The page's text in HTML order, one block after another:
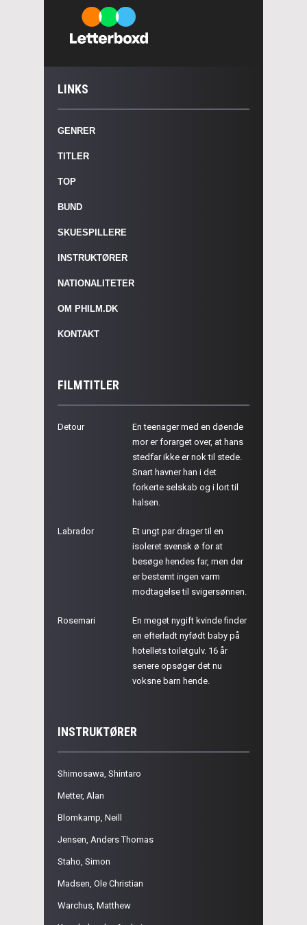
LINKS
GENRER
TITLER
TOP
BUND
SKUESPILLERE
INSTRUKTØRER
NATIONALITETER
OM PHILM.DK
KONTAKT
FILMTITLER
Detour
En teenager med en døende
mor er forarget over, at hans
stedfar ikke er nok til stede.
Snart havner han i det
forkerte selskab og i lort til
halsen.
Labrador
Et ungt par drager til en
isoleret svensk ø for at
besøge hendes far, men der
er bestemt ingen varm
modtagelse til svigersønnen.
Rosemari
En meget nygift kvinde finder
en efterladt nyfødt baby på
hotellets toiletgulv. 16 år
senere opsøger det nu
voksne barn hende.
INSTRUKTØRER
Shimosawa, Shintaro
Metter, Alan
Blomkamp, Neill
Jensen, Anders Thomas
Staho, Simon
Madsen, Ole Christian
Warchus, Matthew